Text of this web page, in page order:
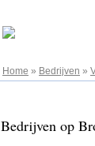
Home » Bedrijven »
Bedrijven op